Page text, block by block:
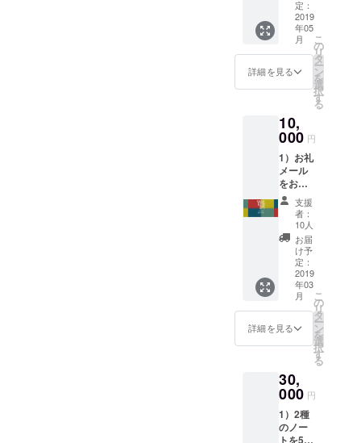
WiSE
KiDS
LaB
キッズ
手書き
のお礼
メッ
セージ
りいた
しま
す。
3）親子
ワーク
ショッ
プ参加
チケッ
ト（1回
1組分）
をお送
りいた
しま
す。
※2019
年5月～
2020年
地域付
近で開
催する
ワーク
ショッ
定：
2019
年05
月
詳細を見る
こ
の
リ
タ
ー
ン
を
選
択
す
る
10,
000 円
1）お礼
メール
をお送
りいた
しま
す。
2）
facebo
ok・
ホーム
ページ
にてご
希望者
様のお
名前・
会社名
させて
いただ
きま
す。 ※
ご支援
支援
者：
10人
お届
け予
定：
2019
年03
月
詳細を見る
こ
の
リ
タ
ー
ン
を
選
択
す
る
30,
000 円
1）2種
のノー
トを5冊